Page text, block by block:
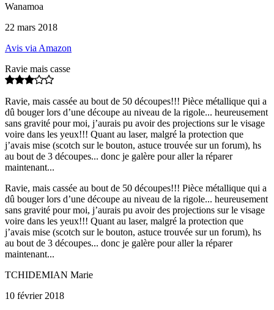
Wanamoa
22 mars 2018
Avis via Amazon
Ravie mais casse
Ravie, mais cassée au bout de 50 découpes!!! Pièce métallique qui a
dû bouger lors d’une découpe au niveau de la rigole... heureusement
sans gravité pour moi, j’aurais pu avoir des projections sur le visage
voire dans les yeux!!! Quant au laser, malgré la protection que
j’avais mise (scotch sur le bouton, astuce trouvée sur un forum), hs
au bout de 3 découpes... donc je galère pour aller la réparer
maintenant...
Ravie, mais cassée au bout de 50 découpes!!! Pièce métallique qui a
dû bouger lors d’une découpe au niveau de la rigole... heureusement
sans gravité pour moi, j’aurais pu avoir des projections sur le visage
voire dans les yeux!!! Quant au laser, malgré la protection que
j’avais mise (scotch sur le bouton, astuce trouvée sur un forum), hs
au bout de 3 découpes... donc je galère pour aller la réparer
maintenant...
TCHIDEMIAN Marie
10 février 2018